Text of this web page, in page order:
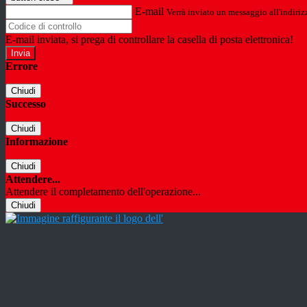
E-mail Verrà inviato un messaggio
E-mail inviata, si prega di controllare la casella di posta elettronica!
Errore
Chiudi
Successo
Chiudi
Informazione
Chiudi
Attendere...
Attendere il completamento dell'operazione...
Chiudi